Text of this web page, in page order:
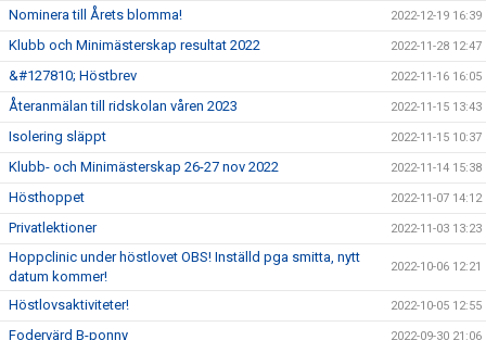
Nominera till Årets blomma! 2022-12-19 16:39
Klubb och Minimästerskap resultat 2022 2022-11-28 12:47
&#127810; Höstbrev 2022-11-16 16:05
Återanmälan till ridskolan våren 2023 2022-11-15 13:43
Isolering släppt 2022-11-15 10:37
Klubb- och Minimästerskap 26-27 nov 2022 2022-11-14 15:38
Hösthoppet 2022-11-07 14:12
Privatlektioner 2022-11-03 13:23
Hoppclinic under höstlovet OBS! Inställd pga smitta, nytt
datum kommer!
2022-10-06 12:21
Höstlovsaktiviteter! 2022-10-05 12:55
Fodervärd B-ponny 2022-09-30 21:06